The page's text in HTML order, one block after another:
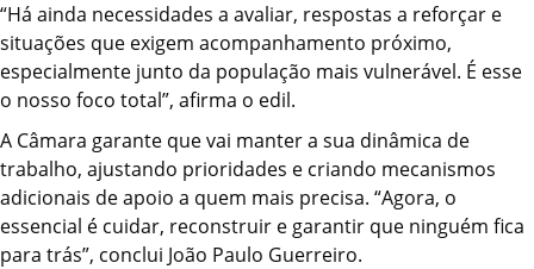
“Há ainda necessidades a avaliar, respostas a reforçar e
situações que exigem acompanhamento próximo,
especialmente junto da população mais vulnerável. É esse
o nosso foco total”, afirma o edil.
A Câmara garante que vai manter a sua dinâmica de
trabalho, ajustando prioridades e criando mecanismos
adicionais de apoio a quem mais precisa. “Agora, o
essencial é cuidar, reconstruir e garantir que ninguém fica
para trás”, conclui João Paulo Guerreiro.